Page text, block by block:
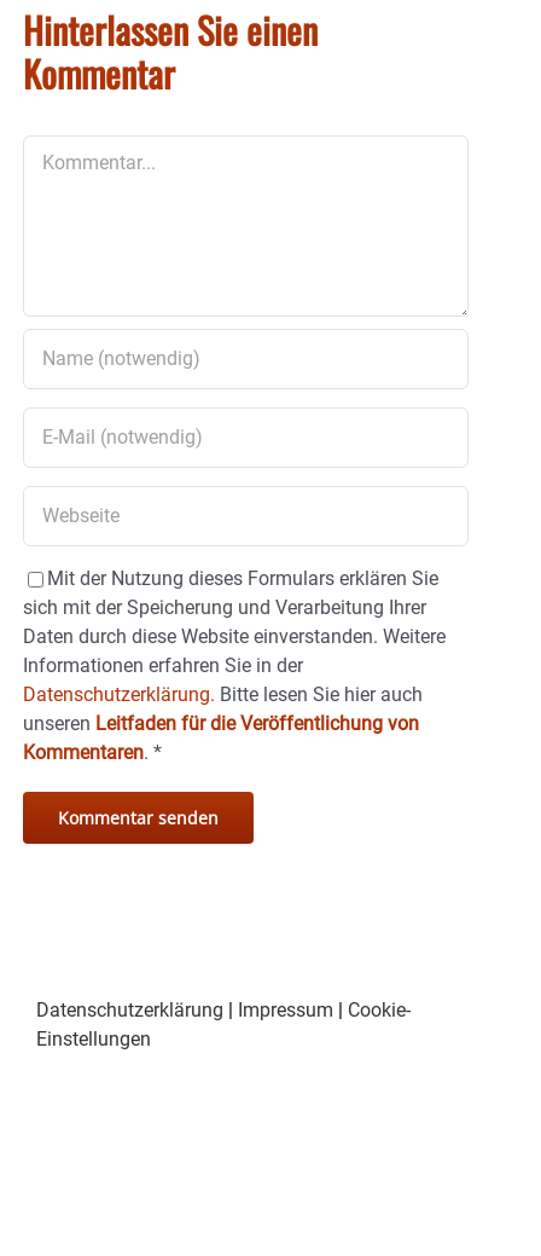
Hinterlassen Sie einen
Kommentar
Mit der Nutzung dieses Formulars erklären Sie
sich mit der Speicherung und Verarbeitung Ihrer
Daten durch diese Website einverstanden. Weitere
Informationen erfahren Sie in der
Datenschutzerklärung. Bitte lesen Sie hier auch
unseren Leitfaden für die Veröffentlichung von
Kommentaren. *
Datenschutzerklärung | Impressum | Cookie-
Einstellungen